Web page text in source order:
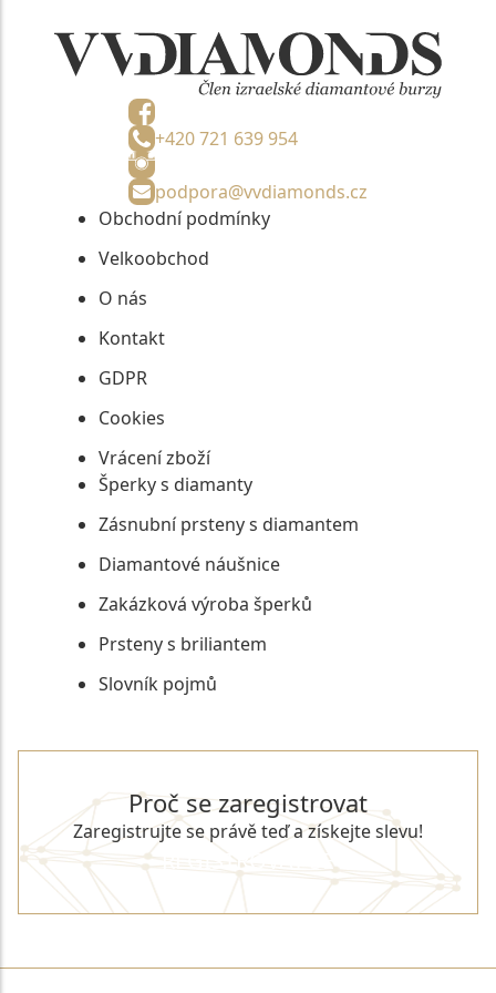
+420 721 639 954
podpora@vvdiamonds.cz
Obchodní podmínky
Velkoobchod
O nás
Kontakt
GDPR
Cookies
Vrácení zboží
Šperky s diamanty
Zásnubní prsteny s diamantem
Diamantové náušnice
Zakázková výroba šperků
Prsteny s briliantem
Slovník pojmů
Proč se zaregistrovat
Zaregistrujte se právě teď a získejte slevu!
REGISTROVAT SE